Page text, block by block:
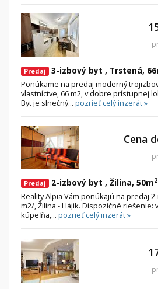
Predaj 3-izbový byt , Trstená,
Ponúkame na predaj moderný
vlastníctve, 66 m2, v dobre prístupnej
Byt je slnečný... pozrieť celý inzerát »
Predaj 2-izbový byt , Žilina, 50m2
Reality Alpia Vám ponúkajú na predaj
m2/, Žilina - Hájik. Dispozičné riešenie:
kúpeľňa,... pozrieť celý inzerát »
Cena